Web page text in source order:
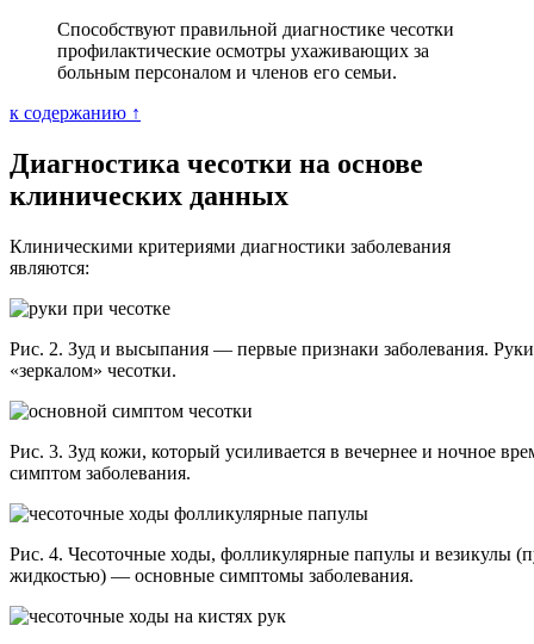
Способствуют правильной диагностике чесотки
профилактические осмотры ухаживающих за
больным персоналом и членов его семьи.
к содержанию ↑
Диагностика чесотки на основе
клинических данных
Клиническими критериями диагностики заболевания
являются:
Рис. 2. Зуд и высыпания — первые признаки заболевания.
«зеркалом» чесотки.
Рис. 3. Зуд кожи, который усиливается в вечернее и ночное
симптом заболевания.
Рис. 4. Чесоточные ходы, фолликулярные папулы и везикулы
жидкостью) — основные симптомы заболевания.